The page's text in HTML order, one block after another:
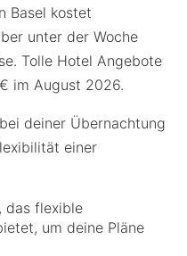
Basel kostet
unter der Woche
Tolle Hotel Angebote
im August 2026.
deiner Übernachtung
einer
das flexible
um deine Pläne